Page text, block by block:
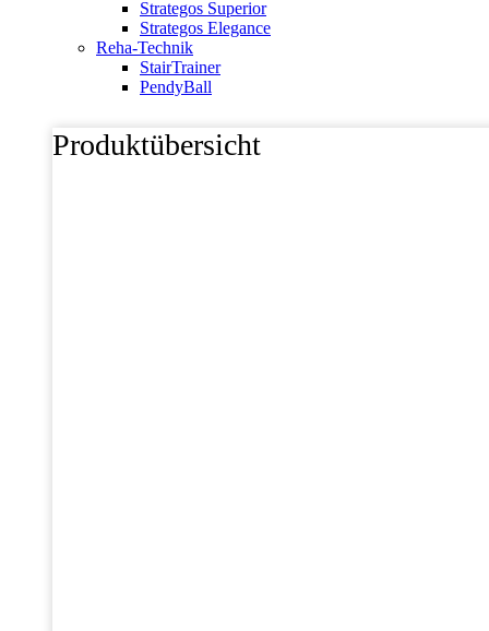
Strategos Superior
Strategos Elegance
Reha-Technik
StairTrainer
PendyBall
Produktübersicht